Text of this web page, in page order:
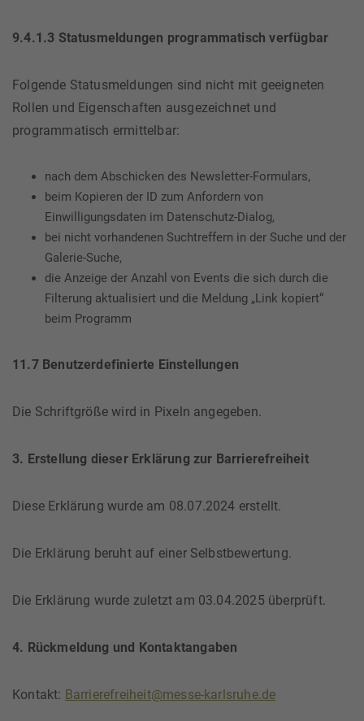
9.4.1.3 Statusmeldungen programmatisch verfügbar
Folgende Statusmeldungen sind nicht mit geeigneten
Rollen und Eigenschaften ausgezeichnet und
programmatisch ermittelbar:
nach dem Abschicken des Newsletter-Formulars,
beim Kopieren der ID zum Anfordern von
Einwilligungsdaten im Datenschutz-Dialog,
bei nicht vorhandenen Suchtreffern in der Suche und der
Galerie-Suche,
die Anzeige der Anzahl von Events die sich durch die
Filterung aktualisiert und die Meldung „Link kopiert“
beim Programm
11.7 Benutzerdefinierte Einstellungen
Die Schriftgröße wird in Pixeln angegeben.
3. Erstellung dieser Erklärung zur Barrierefreiheit
Diese Erklärung wurde am 08.07.2024 erstellt.
Die Erklärung beruht auf einer Selbstbewertung.
Die Erklärung wurde zuletzt am 03.04.2025 überprüft.
4. Rückmeldung und Kontaktangaben
Kontakt: Barrierefreiheit@messe-karlsruhe.de